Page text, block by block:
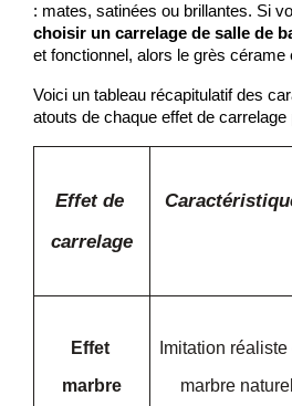
choisir un carrelage de salle de
et fonctionnel, alors le grès cérame
Voici un tableau récapitulatif des
atouts de chaque effet de carrelage
Effet de
carrelage
Effet
marbre
Imitation réaliste
marbre naturel